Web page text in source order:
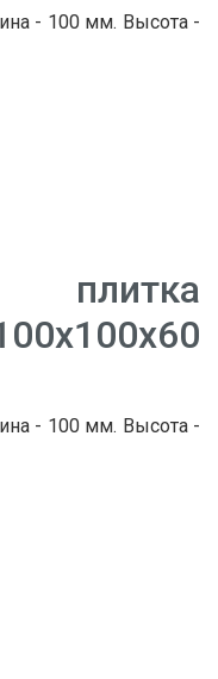
- 100 мм. Высота -
плитка
- 100 мм. Высота -